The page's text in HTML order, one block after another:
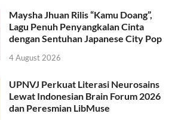
Maysha Jhuan Rilis “Kamu Doang”,
Lagu Penuh Penyangkalan Cinta
dengan Sentuhan Japanese City Pop
4 August 2026
UPNVJ Perkuat Literasi Neurosains
Lewat Indonesian Brain Forum 2026
dan Peresmian LibMuse